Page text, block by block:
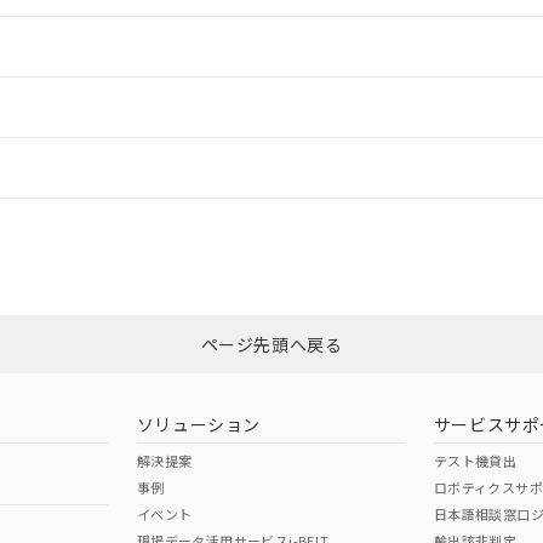
、n: 40mm以上
ダウンロードはこちら
（日本
（アメリカ
ページ先頭へ戻る
ソリューション
解決提案
事例
イベント
サービスサポ
テスト機貸出
ロボティクスサ
日本語相談窓口